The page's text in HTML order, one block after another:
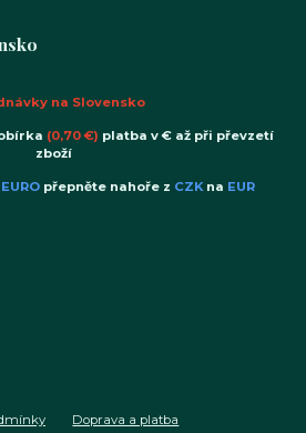
na Slovensko
(0,70 €) platba v € až při převzetí
zboží
EURO přepněte nahoře z CZKna EUR
Doprava a platba